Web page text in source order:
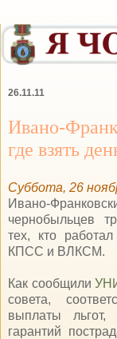
26.11.11
Ивано-
где взять
Суббота, 26
Ивано-
чернобыльцев
тех, кто
КПСС и ВЛКСМ.
Как сообщили
совета,
выплаты льгот,
гарантий